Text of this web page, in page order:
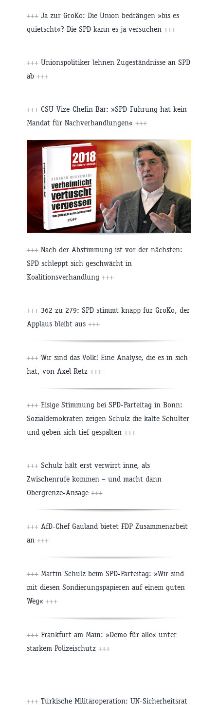
+++ Ja zur GroKo: Die Union bedrängen »bis es
quietscht«? Die SPD kann es ja versuchen +++
+++ Unionspolitiker lehnen Zugeständnisse an SPD
ab +++
+++ CSU-Vize-Chefin Bär: »SPD-Führung hat kein
Mandat für Nachverhandlungen« +++
+++ Nach der Abstimmung ist vor der nächsten:
SPD schleppt sich geschwächt in
Koalitionsverhandlung +++
+++ 362 zu 279: SPD stimmt knapp für GroKo, der
Applaus bleibt aus +++
+++ Wir sind das Volk! Eine Analyse, die es in sich
hat, von Axel Retz +++
+++ Eisige Stimmung bei SPD-Parteitag in Bonn:
Sozialdemokraten zeigen Schulz die kalte Schulter
und geben sich tief gespalten +++
+++ Schulz hält erst verwirrt inne, als
Zwischenrufe kommen – und macht dann
Obergrenze-Ansage +++
+++ AfD-Chef Gauland bietet FDP Zusammenarbeit
an +++
+++ Martin Schulz beim SPD-Parteitag: »Wir sind
mit diesen Sondierungspapieren auf einem guten
Weg« +++
+++ Frankfurt am Main: »Demo für alle« unter
starkem Polizeischutz +++
+++ Türkische Militäroperation: UN-Sicherheitsrat